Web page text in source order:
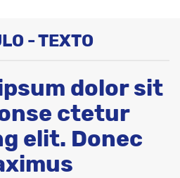
- TEXTO
dolor sit
ctetur
elit. Donec